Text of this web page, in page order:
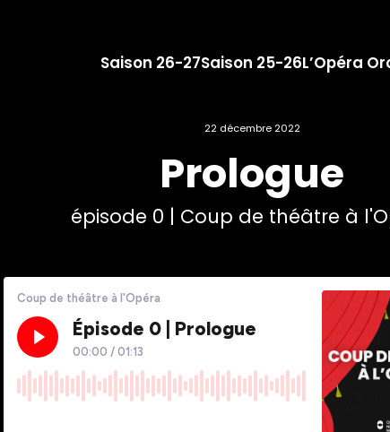
Saison 26-27Saison 25-26L’Opéra
22 décembre 2022
Prologue
épisode 0 | Coup de théâtre à